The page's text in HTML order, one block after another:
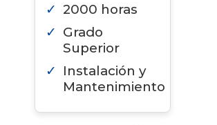
2000 horas
Grado
Superior
Instalación y
Mantenimiento